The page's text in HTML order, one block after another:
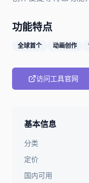
功能特点
全球首个 动画创作
访问工具官网
基本信息
分类
定价
国内可用